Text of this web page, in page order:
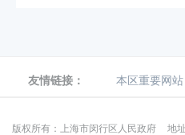
友情链接： 本区重要网站
版权所有：上海市闵行区人民政府 地